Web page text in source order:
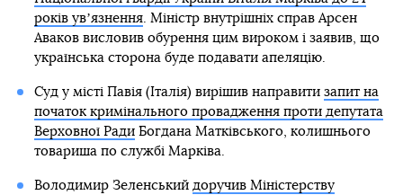
років увʼязнення. Міністр внутрішніх справ Арсен
Аваков висловив обурення цим вироком і заявив, що
українська сторона буде подавати апеляцію.
Суд у місті Павія (Італія) вирішив направити запит на
початок кримінального провадження проти депутата
Верховної РадиБогдана Матківського, колишнього
товариша по службі Марківа.
Володимир Зеленський доручив Міністерству